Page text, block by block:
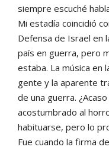
siempre escuché
Mi estadía coincidió
Defensa de Israel en
país en guerra, pero
estaba. La música en
gente y la aparente
de una guerra.
acostumbrado al
habituarse, pero lo
Fue cuando la firma